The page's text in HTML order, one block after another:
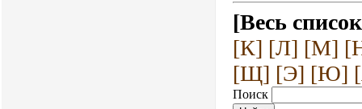
[Весь
[К] [Л] [М]
[Щ] [Э] [Ю]
Поиск